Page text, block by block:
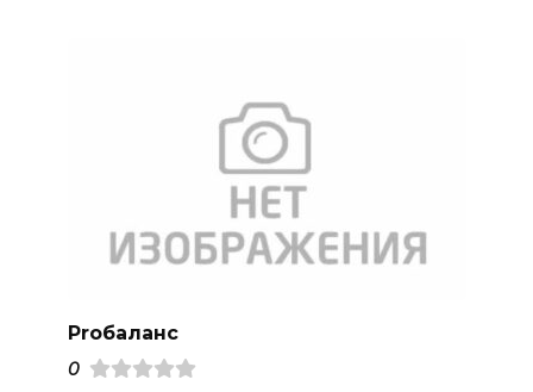
Proбаланс
0